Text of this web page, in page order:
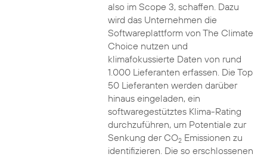
also im Scope 3, schaffen. Dazu
wird das Unternehmen die
Softwareplattform von The Climate
Choice nutzen und
klimafokussierte Daten von rund
1.000 Lieferanten erfassen. Die Top
50 Lieferanten werden darüber
hinaus eingeladen, ein
softwaregestütztes Klima-Rating
durchzuführen, um Potentiale zur
Senkung der CO2Emissionen zu
identifizieren. Die so erschlossenen